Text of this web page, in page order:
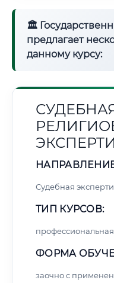
🏛
предлагает
данному курсу:
Судебная
ТИП КУРСОВ:
ФОРМА
заочно с